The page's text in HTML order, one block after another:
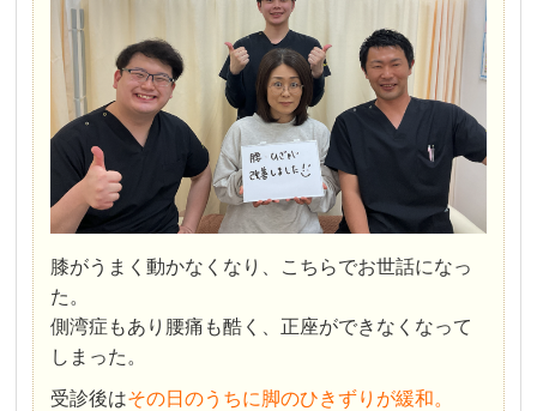
膝がうまく動かなくなり、こちらでお世話になっ
た。
側湾症もあり腰痛も酷く、正座ができなくなって
しまった。
受診後はその日のうちに脚のひきずりが緩和。